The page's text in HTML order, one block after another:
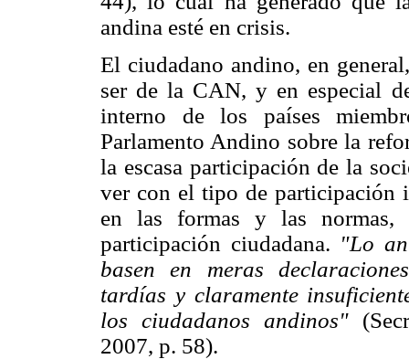
andina esté en crisis.
El ciudadano andino, en
ser de la CAN, y en especial
interno de los países
Parlamento Andino sobre la
la escasa participación de la
ver con el tipo de participación
en las formas y las normas,
participación ciudadana. "Lo
basen en meras
tardías y claramente
los ciudadanos andinos"
2007, p. 58).